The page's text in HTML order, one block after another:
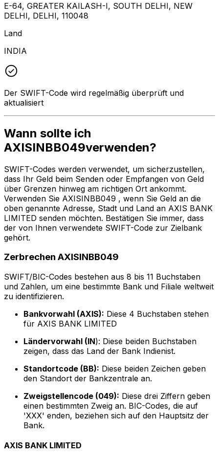
E-64, GREATER KAILASH-I, SOUTH DELHI, NEW
DELHI, DELHI, 110048
Land
INDIA
Der SWIFT-Code wird regelmäßig überprüft und
aktualisiert
Wann sollte ich
AXISINBB049verwenden?
SWIFT-Codes werden verwendet, um sicherzustellen,
dass Ihr Geld beim Senden oder Empfangen von Geld
über Grenzen hinweg am richtigen Ort ankommt.
Verwenden Sie AXISINBB049 , wenn Sie Geld an die
oben genannte Adresse, Stadt und Land an AXIS BANK
LIMITED senden möchten. Bestätigen Sie immer, dass
der von Ihnen verwendete SWIFT-Code zur Zielbank
gehört.
Zerbrechen AXISINBB049
SWIFT/BIC-Codes bestehen aus 8 bis 11 Buchstaben
und Zahlen, um eine bestimmte Bank und Filiale weltweit
zu identifizieren.
Bankvorwahl (AXIS): Diese 4 Buchstaben stehen
für AXIS BANK LIMITED
Ländervorwahl (IN): Diese beiden Buchstaben
zeigen, dass das Land der Bank Indienist.
Standortcode (BB): Diese beiden Zeichen geben
den Standort der Bankzentrale an.
Zweigstellencode (049): Diese drei Ziffern geben
einen bestimmten Zweig an. BIC-Codes, die auf
'XXX' enden, beziehen sich auf den Hauptsitz der
Bank.
AXIS BANK LIMITED